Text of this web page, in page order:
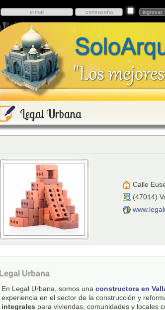
Legal Urbana
Calle
(47014)
Legal Urbana
En Legal Urbana, somos una constructora en
experiencia en el sector de la construcción y
integrales para viviendas, comunidades y locales